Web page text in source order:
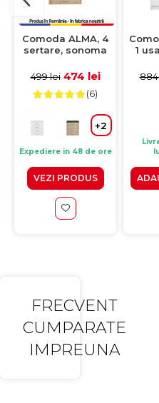
Comoda ALMA, 4
sertare, sonoma
cm
499 lei 474 lei
(6)
+2
Expediere in 48 de ore
VEZI PRODUS
1
FRECVENT
CUMPARATE
IMPREUNA